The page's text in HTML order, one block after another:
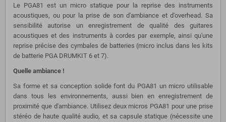
Le PGA81 est un micro statique pour la reprise des instruments
acoustiques, ou pour la prise de son d'ambiance et d'overhead. Sa
sensibilité autorise un enregistrement de qualité des guitares
acoustiques et des instruments à cordes par exemple, ainsi qu'une
reprise précise des cymbales de batteries (micro inclus dans les kits
de batterie PGA DRUMKIT 6 et 7).
Quelle ambiance !
Sa forme et sa conception solide font du PGA81 un micro utilisable
dans tous les environnements, aussi bien en enregistrement de
proximité que d'ambiance. Utilisez deux micros PGA81 pour une prise
stéréo de haute qualité audio, et sa capsule statique (nécessite une